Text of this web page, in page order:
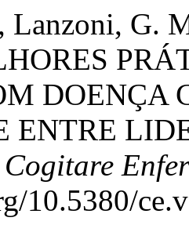
Lanzoni, G.
DOENÇA
ENTRE
Cogitare
10.5380/